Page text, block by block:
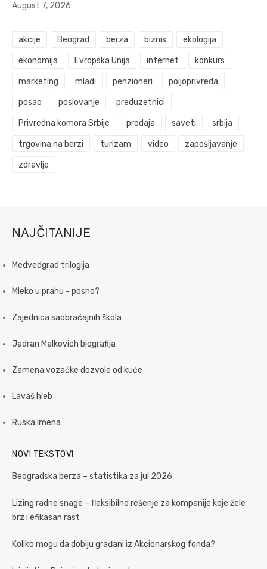
August 7, 2026
akcije Beograd berza biznis ekologija
ekonomija Evropska Unija internet konkurs
marketing mladi penzioneri poljoprivreda
posao poslovanje preduzetnici
Privredna komora Srbije prodaja saveti srbija
trgovina na berzi turizam video zapošljavanje
zdravlje
NAJČITANIJE
Medvedgrad trilogija
Mleko u prahu - posno?
Zajednica saobraćajnih škola
Jadran Malkovich biografija
Zamena vozačke dozvole od kuće
Lavaš hleb
Ruska imena
NOVI TEKSTOVI
Beogradska berza – statistika za jul 2026.
Lizing radne snage – fleksibilno rešenje za kompanije koje žele
brz i efikasan rast
Koliko mogu da dobiju građani iz Akcionarskog fonda?